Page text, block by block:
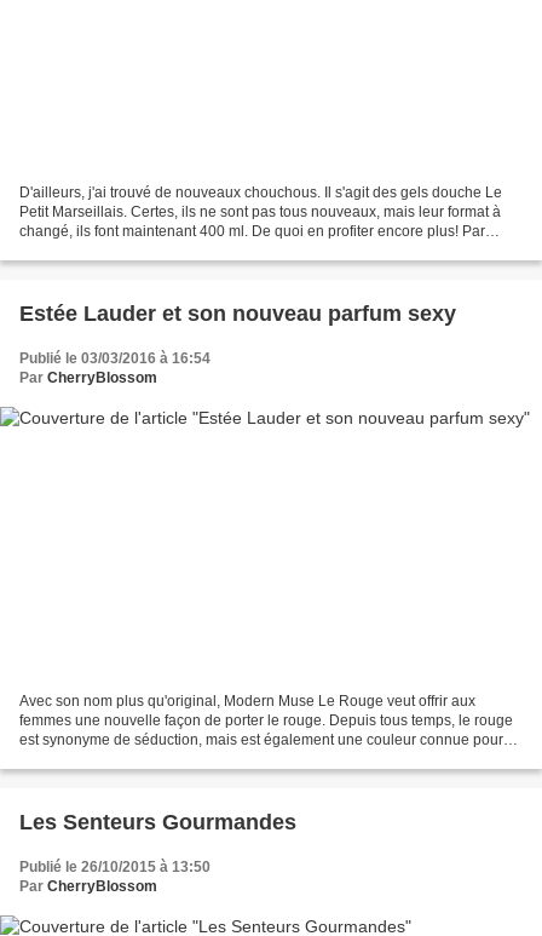
D'ailleurs, j'ai trouvé de nouveaux chouchous. Il s'agit des gels douche Le
Petit Marseillais. Certes, ils ne sont pas tous nouveaux, mais leur format à
changé, ils font maintenant 400 ml. De quoi en profiter encore plus! Par
Estée Lauder et son nouveau parfum sexy
Publié le 03/03/2016 à 16:54
Par CherryBlossom
Avec son nom plus qu'original, Modern Muse Le Rouge veut offrir aux
femmes une nouvelle façon de porter le rouge. Depuis tous temps, le rouge
est synonyme de séduction, mais est également une couleur connue pour
Les Senteurs Gourmandes
Publié le 26/10/2015 à 13:50
Par CherryBlossom